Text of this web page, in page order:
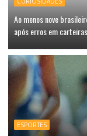
Ao menos nove
após erros em
ESPORTES